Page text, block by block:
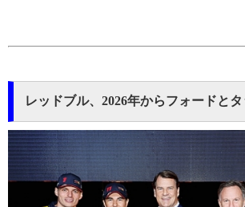
レッドブル、2026年からフォードと